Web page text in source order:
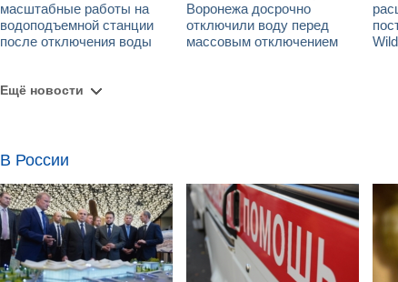
масштабные работы на
водоподъемной станции
после отключения воды
Воронежа досрочно
отключили воду перед
массовым отключением
Ещё новости
В России